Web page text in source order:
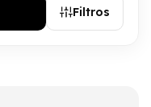
Filtros